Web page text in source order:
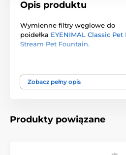
Opis produktu
Wymienne filtry węglowe do
poidełka EYENIMAL Classic
Stream Pet Fountain.
przykrego zapachu. Zaleca się
węglowego fontanny co
Zobacz pełny opis
Produkty powiązane